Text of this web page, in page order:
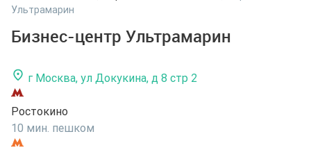
Ультрамарин
Бизнес-центр Ультрамарин
г Москва, ул Докукина, д 8 стр 2
Ростокино
10 мин. пешком